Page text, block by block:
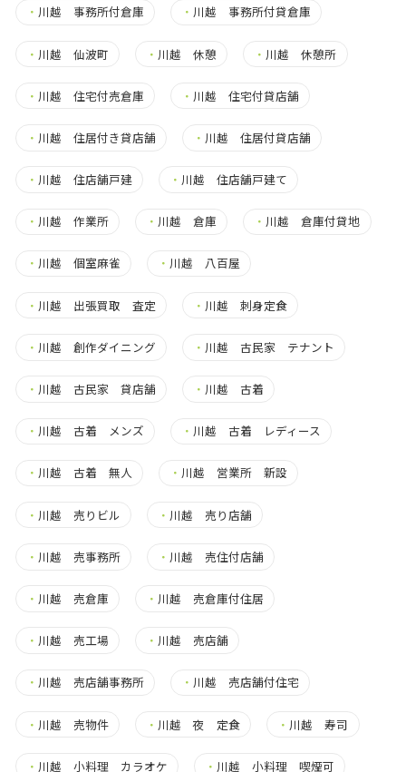
・ 川越 事務所付倉庫 ・ 川越 事務所付貸倉庫
・ 川越 仙波町 ・ 川越 休憩 ・ 川越 休憩所
・ 川越 住宅付売倉庫 ・ 川越 住宅付貸店舗
・ 川越 住居付き貸店舗 ・ 川越 住居付貸店舗
・ 川越 住店舗戸建 ・ 川越 住店舗戸建て
・ 川越 作業所 ・ 川越 倉庫 ・ 川越 倉庫付貸地
・ 川越 個室麻雀 ・ 川越 八百屋
・ 川越 出張買取 査定 ・ 川越 刺身定食
・ 川越 創作ダイニング ・ 川越 古民家 テナント
・ 川越 古民家 貸店舗 ・ 川越 古着
・ 川越 古着 メンズ ・ 川越 古着 レディース
・ 川越 古着 無人 ・ 川越 営業所 新設
・ 川越 売りビル ・ 川越 売り店舗
・ 川越 売事務所 ・ 川越 売住付店舗
・ 川越 売倉庫 ・ 川越 売倉庫付住居
・ 川越 売工場 ・ 川越 売店舗
・ 川越 売店舗事務所 ・ 川越 売店舗付住宅
・ 川越 売物件 ・ 川越 夜 定食 ・ 川越 寿司
・ 川越 小料理 カラオケ ・ 川越 小料理 喫煙可